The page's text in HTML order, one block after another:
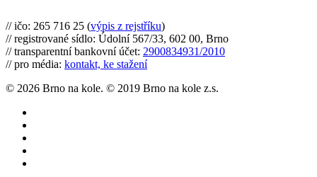
// ičo: 265 716 25 (výpis z rejstříku)
// registrované sídlo: Údolní 567/33, 602 00, Brno
// transparentní bankovní účet: 2900834931/2010
// pro média: kontakt, ke stažení
© 2026 Brno na kole. © 2019 Brno na kole z.s.